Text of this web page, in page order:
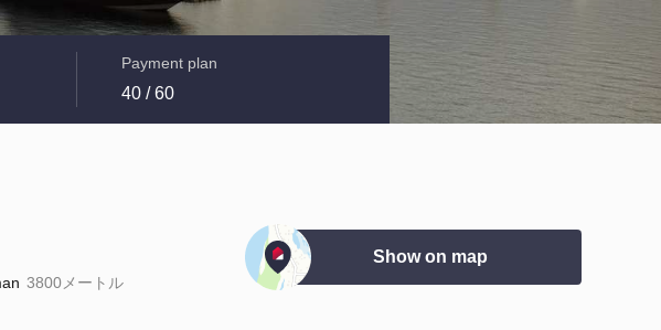
Payment plan
40 / 60
3800メートル
Show on map